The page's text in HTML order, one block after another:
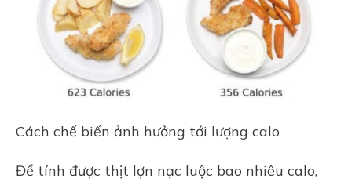
Cách chế biến ảnh hưởng tới lượng calo
Để tính được thịt lợn nạc luộc bao nhiêu calo,